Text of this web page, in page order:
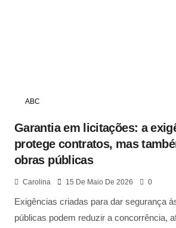
ABC
Garantia em licitações: a
protege contratos, mas
obras públicas
Carolina 15 De Maio De 2026 0
Exigências criadas para dar segurança
públicas podem reduzir a concorrência,